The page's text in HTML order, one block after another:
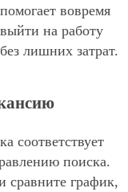
помогает вовремя
выйти на работу
без лишних затрат.
соответствует
поиска.
сравните график,